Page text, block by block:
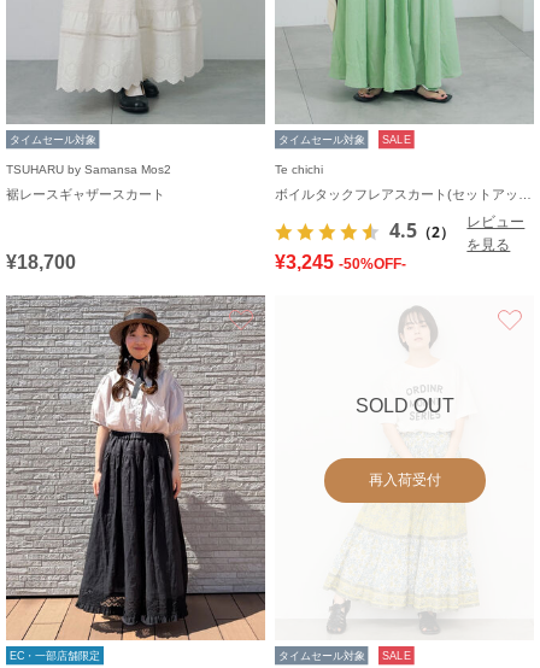
タイムセール対象
TSUHARU by Samansa Mos2
裾レースギャザースカート
¥18,700
タイムセール対象 SALE
Te chichi
4.5 （2）
レビュー
を見る
¥3,245 -50%OFF-
お気に入り
EC・一部店舗限定
SOLD OUT
再入荷受付
タイムセール対象 SALE